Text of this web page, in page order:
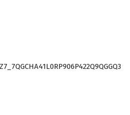
Z7_7QGCHA41L0RP906P422Q9QGGQ3